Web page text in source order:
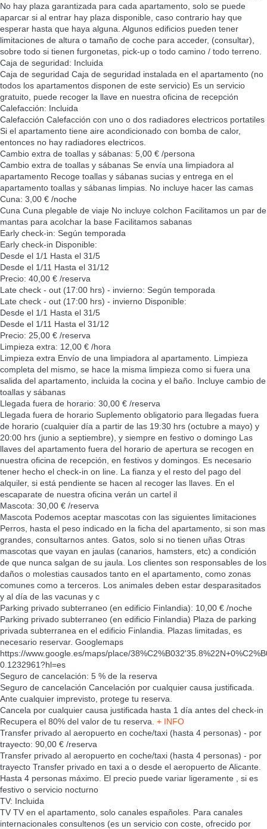
No hay plaza garantizada para cada apartamento, solo se puede
aparcar si al entrar hay plaza disponible, caso contrario hay que
esperar hasta que haya alguna. Algunos edificios pueden tener
limitaciones de altura o tamaño de coche para acceder, (consultar),
sobre todo si tienen furgonetas, pick-up o todo camino / todo terreno.
Caja de seguridad: Incluida
Caja de seguridad Caja de seguridad instalada en el apartamento (no
todos los apartamentos disponen de este servicio) Es un servicio
gratuito, puede recoger la llave en nuestra oficina de recepción
Calefacción: Incluida
Calefacción Calefacción con uno o dos radiadores electricos portatiles
Si el apartamento tiene aire acondicionado con bomba de calor,
entonces no hay radiadores electricos.
Cambio extra de toallas y sábanas: 5,00 € /persona
Cambio extra de toallas y sábanas Se envía una limpiadora al
apartamento Recoge toallas y sábanas sucias y entrega en el
apartamento toallas y sábanas limpias. No incluye hacer las camas
Cuna: 3,00 € /noche
Cuna Cuna plegable de viaje No incluye colchon Facilitamos un par de
mantas para acolchar la base Facilitamos sabanas
Early check-in: Según temporada
Early check-in Disponible:
Desde el 1/1 Hasta el 31/5
Desde el 1/11 Hasta el 31/12
Precio: 40,00 € /reserva
Late check - out (17:00 hrs) - invierno: Según temporada
Late check - out (17:00 hrs) - invierno Disponible:
Desde el 1/1 Hasta el 31/5
Desde el 1/11 Hasta el 31/12
Precio: 25,00 € /reserva
Limpieza extra: 12,00 € /hora
Limpieza extra Envío de una limpiadora al apartamento. Limpieza
completa del mismo, se hace la misma limpieza como si fuera una
salida del apartamento, incluida la cocina y el baño. Incluye cambio de
toallas y sábanas
Llegada fuera de horario: 30,00 € /reserva
Llegada fuera de horario Suplemento obligatorio para llegadas fuera
de horario (cualquier día a partir de las 19:30 hrs (octubre a mayo) y
20:00 hrs (junio a septiembre), y siempre en festivo o domingo Las
llaves del apartamento fuera del horario de apertura se recogen en
nuestra oficina de recepción, en festivos y domingos. Es necesario
tener hecho el check-in on line. La fianza y el resto del pago del
alquiler, si está pendiente se hacen al recoger las llaves. En el
escaparate de nuestra oficina verán un cartel il
Mascota: 30,00 € /reserva
Mascota Podemos aceptar mascotas con las siguientes limitaciones
Perros, hasta el peso indicado en la ficha del apartamento, si son mas
grandes, consultarnos antes. Gatos, solo si no tienen uñas Otras
mascotas que vayan en jaulas (canarios, hamsters, etc) a condición
de que nunca salgan de su jaula. Los clientes son responsables de los
daños o molestias causados tanto en el apartamento, como zonas
comunes como a terceros. Los animales deben estar desparasitados
y al día de las vacunas y c
Parking privado subterraneo (en edificio Finlandia): 10,00 € /noche
Parking privado subterraneo (en edificio Finlandia) Plaza de parking
privada subterranea en el edificio Finlandia. Plazas limitadas, es
necesario reservar. Googlemaps
https://www.google.es/maps/place/
0.1232961?hl=es
Seguro de cancelación: 5 % de la reserva
Seguro de cancelación Cancelación por cualquier causa justificada.
Ante cualquier imprevisto, protege tu reserva.
Cancela por cualquier causa justificada hasta 1 día antes del check-in
Recupera el 80% del valor de tu reserva. + INFO
Transfer privado al aeropuerto en coche/taxi (hasta 4 personas) - por
trayecto: 90,00 € /reserva
Transfer privado al aeropuerto en coche/taxi (hasta 4 personas) - por
trayecto Transfer privado en taxi a o desde el aeropuerto de Alicante.
Hasta 4 personas máximo. El precio puede variar ligeramente , si es
festivo o servicio nocturno
TV: Incluida
TV TV en el apartamento, solo canales españoles. Para canales
internacionales consultenos (es un servicio con coste, ofrecido por